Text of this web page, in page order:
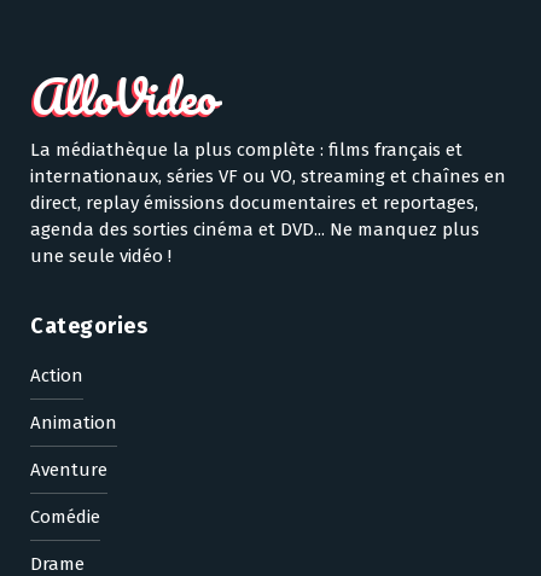
La médiathèque la plus complète : films français et
internationaux, séries VF ou VO, streaming et chaînes en
direct, replay émissions documentaires et reportages,
agenda des sorties cinéma et DVD... Ne manquez plus
une seule vidéo !
Categories
Action
Animation
Aventure
Comédie
Drame